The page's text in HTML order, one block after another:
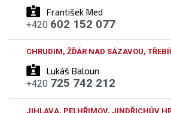
František Med
+420 602 152 077
Lukáš Baloun
CHRUDIM, ŽĎÁR NAD SÁZAVOU,
+420 725 742 212
JIHLAVA, PELHŘIMOV, JINDŘICHŮV